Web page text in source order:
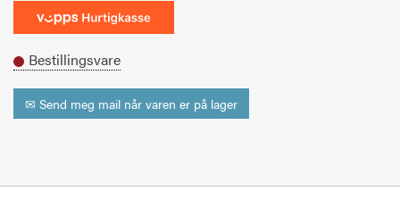
Bestillingsvare
✉ Send meg mail når varen er på lager